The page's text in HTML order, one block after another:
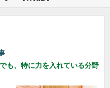
も、特に力を入れている分野